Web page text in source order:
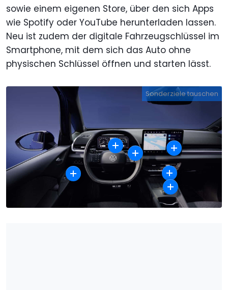
sowie einem eigenen Store, über den sich Apps
wie Spotify oder YouTube herunterladen lassen.
Neu ist zudem der digitale Fahrzeugschlüssel im
Smartphone, mit dem sich das Auto ohne
physischen Schlüssel öffnen und starten lässt.
Sonderziele tauschen